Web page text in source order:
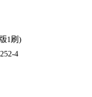
1刷)
4